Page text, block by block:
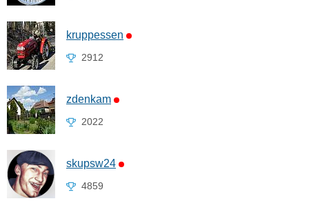
kruppessen
2912
zdenkam
2022
skupsw24
4859